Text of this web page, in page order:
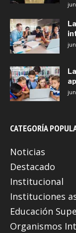
CATEGORÍA
Noticias
Destacado
Institucional
Instituciones
Educación
Organismos